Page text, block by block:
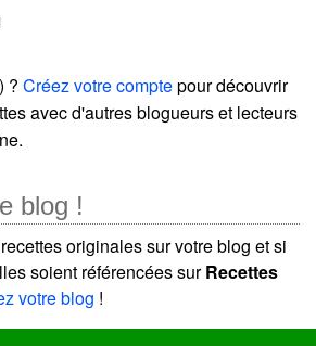
? Créez votre comptepour découvrir
avec d'autres blogueurs et lecteurs
blog !
originales sur votre blog et si
soient référencées surRecettes
votre blog !